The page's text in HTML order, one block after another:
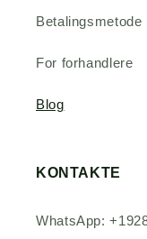
Betalingsmetode
For forhandlere
Blog
KONTAKTE
WhatsApp: